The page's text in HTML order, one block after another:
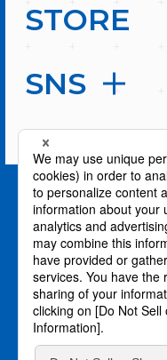
STORE
SNS